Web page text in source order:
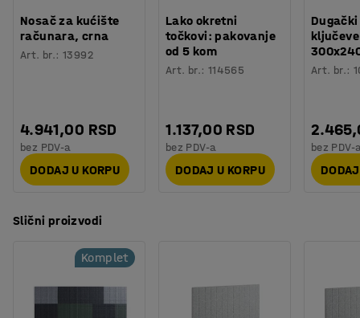
Akustični paneli dolaze u pakovanju od 4 komada iste
boje.
Uključena je Velcro® traka za njihovo pričvršćivanje na
Nosač za kućište
računara, crna
Art. br.:13992
4.941,00 RSD
bez PDV-a
DODAJ U KORPU
Lako okretni
točkovi: pakovanje
od 5 kom
Art. br.: 114565
1.137,00 RSD
bez PDV-a
DODAJ U KORPU
Art. br.:
bez PDV-
Slični proizvodi
Komplet